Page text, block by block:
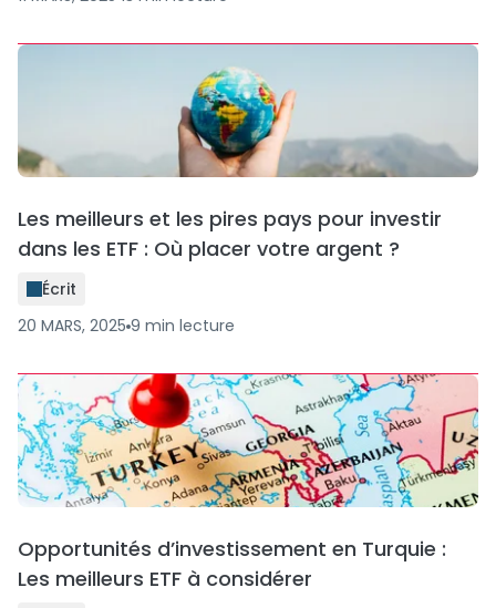
Les meilleurs et les pires pays pour investir
dans les ETF : Où placer votre argent ?
Écrit
20 MARS, 2025 9 min lecture
Opportunités d’investissement en Turquie :
Les meilleurs ETF à considérer